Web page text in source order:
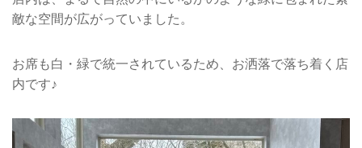
敵な空間が広がっていました。
お席も白・緑で統一されているため、お洒落で落ち着く店
内です♪